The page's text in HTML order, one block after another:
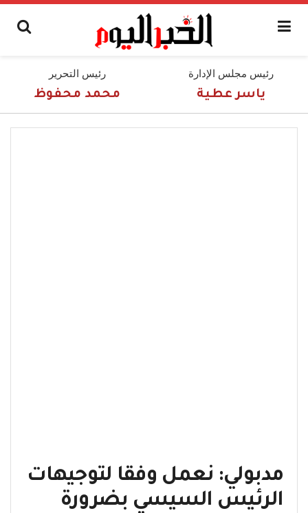
رئيس مجلس الإدارة
ياسر عطية
رئيس التحرير
محمد محفوظ
مدبولي: نعمل وفقا لتوجيهات
الرئيس السيسي بضرورة